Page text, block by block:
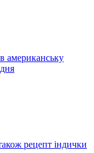
американську
рецепт індички